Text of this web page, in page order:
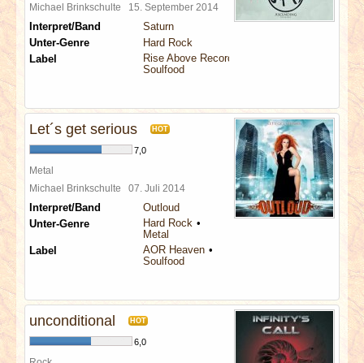
Michael Brinkschulte 15. September 2014
Interpret/Band
Saturn
Unter-Genre
Hard Rock
Label
Rise Above Records
Soulfood
Let´s get serious HOT
7,0
Metal
Michael Brinkschulte 07. Juli 2014
Interpret/Band
Outloud
Unter-Genre
Hard Rock
Metal
Label
AOR Heaven
Soulfood
unconditional HOT
6,0